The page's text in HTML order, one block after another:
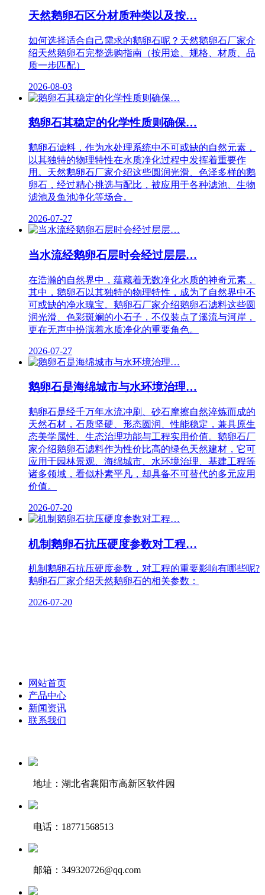
天然鹅卵石区分材质种类以及按…
如何选择适合自己需求的鹅卵石呢？天然鹅卵石厂家介
绍天然鹅卵石完整选购指南（按用途、规格、材质、品
质一步匹配）
2026-08-03
鹅卵石其稳定的化学性质则确保…
鹅卵石滤料，作为水处理系统中不可或缺的自然元素，
以其独特的物理特性在水质净化过程中发挥着重要作
用。天然鹅卵石厂家介绍这些圆润光滑、色泽多样的鹅
卵石，经过精心挑选与配比，被应用于各种滤池、生物
滤池及鱼池净化等场合。
2026-07-27
当水流经鹅卵石层时会经过层层…
在浩瀚的自然界中，蕴藏着无数净化水质的神奇元素，
其中，鹅卵石以其独特的物理特性，成为了自然界中不
可或缺的净水瑰宝。鹅卵石厂家介绍鹅卵石滤料这些圆
润光滑、色彩斑斓的小石子，不仅装点了溪流与河岸，
更在无声中扮演着水质净化的重要角色。
2026-07-27
鹅卵石是海绵城市与水环境治理…
鹅卵石是经千万年水流冲刷、砂石摩擦自然淬炼而成的
天然石材，石质坚硬、形态圆润、性能稳定，兼具原生
态美学属性、生态治理功能与工程实用价值。鹅卵石厂
家介绍鹅卵石滤料作为性价比高的绿色天然建材，它可
应用于园林景观、海绵城市、水环境治理、基建工程等
诸多领域，看似朴素平凡，却具备不可替代的多元应用
价值。
2026-07-20
机制鹅卵石抗压硬度参数对工程…
机制鹅卵石抗压硬度参数，对工程的重要影响有哪些呢?
鹅卵石厂家介绍天然鹅卵石的相关参数：
2026-07-20
网站首页
产品中心
新闻资讯
联系我们
地址：湖北省襄阳市高新区软件园
电话：18771568513
邮箱：349320726@qq.com